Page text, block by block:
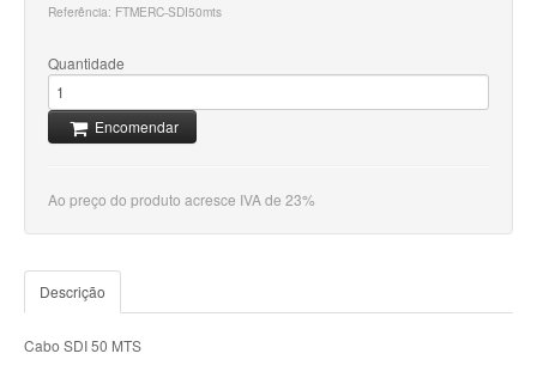
Referência: FTMERC-SDI50mts
Quantidade
Encomendar
Ao preço do produto acresce IVA de 23%
Descrição
Cabo SDI 50 MTS